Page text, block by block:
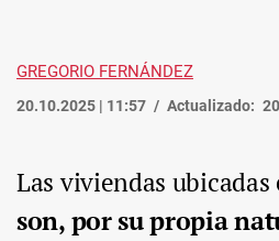
GREGORIO FERNÁNDEZ
20.10.2025 | 11:57 Actualizado:
Las viviendas
son, por su propia